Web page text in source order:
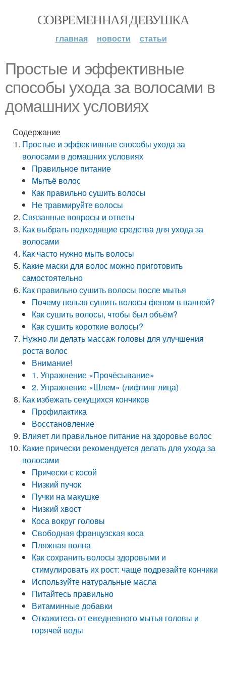
СОВРЕМЕННАЯ ДЕВУШКА
главная новости статьи
Простые и эффективные
способы ухода за волосами в
домашних условиях
Содержание
Простые и эффективные способы ухода за
волосами в домашних условиях
Правильное питание
Мытьё волос
Как правильно сушить волосы
Не травмируйте волосы
Связанные вопросы и ответы
Как выбрать подходящие средства для ухода за
волосами
Как часто нужно мыть волосы
Какие маски для волос можно приготовить
самостоятельно
Как правильно сушить волосы после мытья
Почему нельзя сушить волосы феном в ванной?
Как сушить волосы, чтобы был объём?
Как сушить короткие волосы?
Нужно ли делать массаж головы для улучшения
роста волос
Внимание!
1. Упражнение «Прочёсывание»
2. Упражнение «Шлем» (лифтинг лица)
Как избежать секущихся кончиков
Профилактика
Восстановление
Влияет ли правильное питание на здоровье волос
Какие прически рекомендуется делать для ухода за
волосами
Прически с косой
Низкий пучок
Пучки на макушке
Низкий хвост
Коса вокруг головы
Свободная французская коса
Пляжная волна
Как сохранить волосы здоровыми и
стимулировать их рост: чаще подрезайте кончики
Используйте натуральные масла
Питайтесь правильно
Витаминные добавки
Откажитесь от ежедневного мытья головы и
горячей воды